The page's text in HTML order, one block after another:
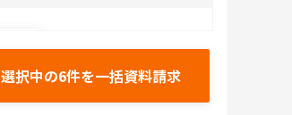
Security Operations
0.0
選択中の6件を一括資料請求